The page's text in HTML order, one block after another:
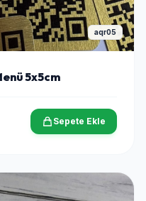
aqr05
5x5cm
Sepete Ekle